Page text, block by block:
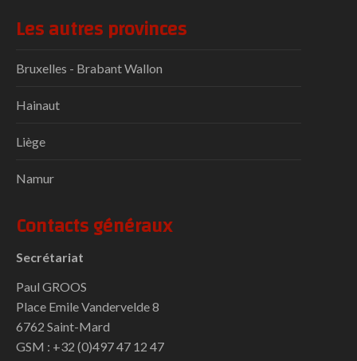
Les autres provinces
Bruxelles - Brabant Wallon
Hainaut
Liège
Namur
Contacts généraux
Secrétariat
Paul GROOS
Place Emile Vandervelde 8
6762 Saint-Mard
GSM : +32 (0)497 47 12 47